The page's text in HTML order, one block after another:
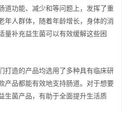
道功能、减少和等问题上，发挥了重
年人群体，随着年龄增长，身体的消
量补充益生菌可以有效缓解这些困
打造的产品均选用了多种具有临床研
产品都能有效地支持肠道。对于想要
生菌产品，有助于全面提升生活质